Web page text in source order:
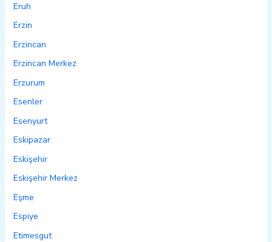
Eruh
Erzin
Erzincan
Erzincan Merkez
Erzurum
Esenler
Esenyurt
Eskipazar
Eskişehir
Eskişehir Merkez
Eşme
Espiye
Etimesgut